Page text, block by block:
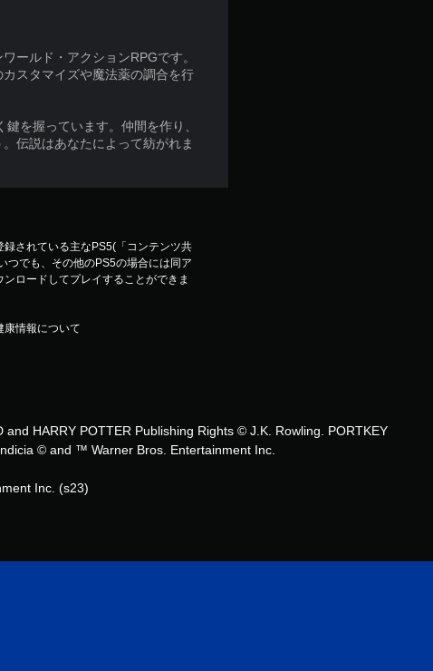
ールド・アクションRPGです。
スタマイズや魔法薬の調合を行
を握っています。仲間を作り、
伝説はあなたによって紡がれま
されている主なPS5(「コンテンツ共
つでも、その他のPS5の場合には同ア
ロードしてプレイすることができま
康情報について
HARRY POTTER Publishing Rights © J.K. Rowling. PORTKEY
© and ™ Warner Bros. Entertainment Inc.
Inc. (s23)